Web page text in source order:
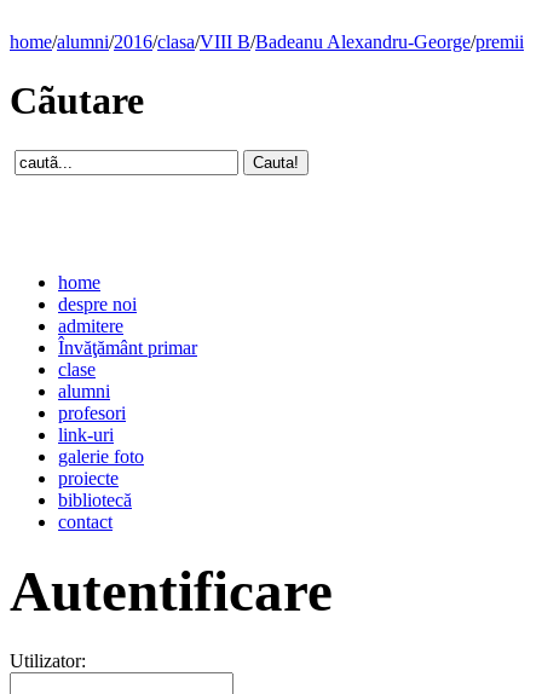
home/alumni/2016/clasa/VIII B/Badeanu Alexandru-George/premii
Cãutare
home
despre noi
admitere
Învăţământ primar
clase
alumni
profesori
link-uri
galerie foto
proiecte
bibliotecă
contact
Autentificare
Utilizator: